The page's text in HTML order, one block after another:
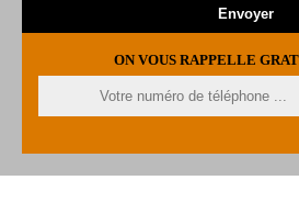
ON VOUS RAPPELLE